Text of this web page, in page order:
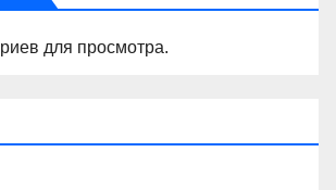
для просмотра.